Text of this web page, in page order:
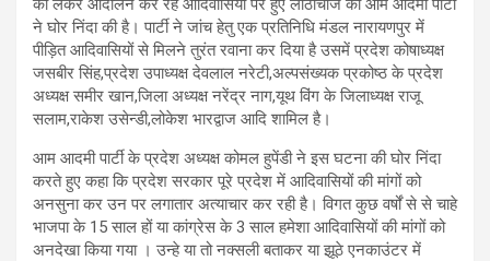
को लेकर आंदोलन कर रहे आदिवासियों पर हुए लाठीचार्ज की आम आदमी पार्टी
ने घोर निंदा की है। पार्टी ने जांच हेतु एक प्रतिनिधि मंडल नारायणपुर में
पीड़ित आदिवासियों से मिलने तुरंत रवाना कर दिया है उसमें प्रदेश कोषाध्यक्ष
जसबीर सिंह,प्रदेश उपाध्यक्ष देवलाल नरेटी,अल्पसंख्यक प्रकोष्ठ के प्रदेश
अध्यक्ष समीर खान,जिला अध्यक्ष नरेंद्र नाग,यूथ विंग के जिलाध्यक्ष राजू
सलाम,राकेश उसेन्डी,लोकेश भारद्वाज आदि शामिल है।
आम आदमी पार्टी के प्रदेश अध्यक्ष कोमल हुपेंडी ने इस घटना की घोर निंदा
करते हुए कहा कि प्रदेश सरकार पूरे प्रदेश में आदिवासियों की मांगों को
अनसुना कर उन पर लगातार अत्याचार कर रही है। विगत कुछ वर्षों से से चाहे
भाजपा के 15 साल हों या कांग्रेस के 3 साल हमेशा आदिवासियों की मांगों को
अनदेखा किया गया । उन्हे या तो नक्सली बताकर या झूठे एनकाउंटर में